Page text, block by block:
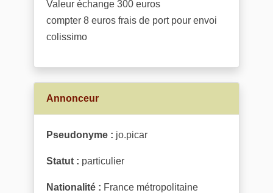
Valeur échange 300 euros
compter 8 euros frais de port pour envoi
colissimo
Annonceur
Pseudonyme : jo.picar
Statut : particulier
Nationalité : France métropolitaine